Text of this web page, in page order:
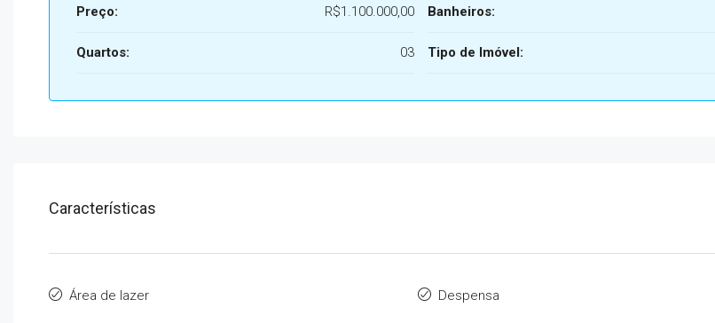
Preço: R$1.100.000,00
Quartos: 03
Banheiros:
Tipo de Imóvel:
Características
Área de lazer Despensa